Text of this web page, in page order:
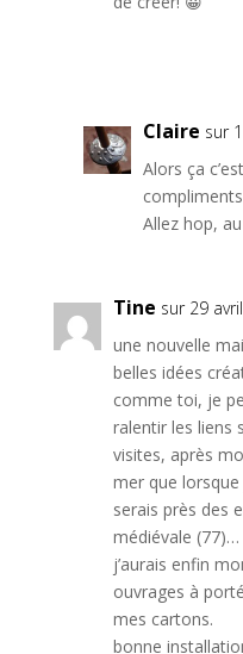
Claire sur
Alors ça
Allez hop,
Tine sur 29
une nouvelle
belles idées
comme toi, je
ralentir les liens
visites, après
mer que lorsque
serais près des
médiévale (77)…
j’aurais enfin
ouvrages à
mes cartons.
bonne